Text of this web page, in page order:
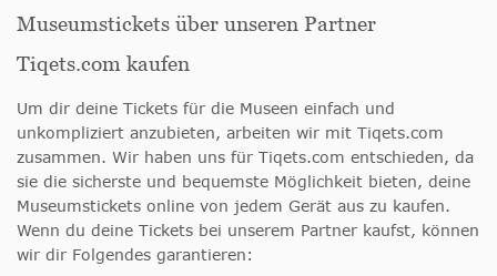
Museumstickets über unseren Partner
Tiqets.com kaufen
Um dir deine Tickets für die Museen einfach und
unkompliziert anzubieten, arbeiten wir mit Tiqets.com
zusammen. Wir haben uns für Tiqets.com entschieden, da
sie die sicherste und bequemste Möglichkeit bieten, deine
Museumstickets online von jedem Gerät aus zu kaufen.
Wenn du deine Tickets bei unserem Partner kaufst, können
wir dir Folgendes garantieren: